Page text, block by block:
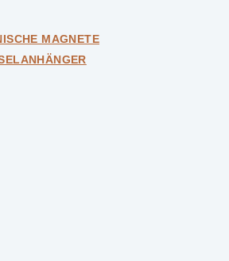
MAGNETE